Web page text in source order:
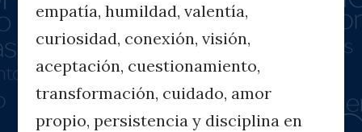
empatía, humildad, valentía,
curiosidad, conexión, visión,
aceptación, cuestionamiento,
transformación, cuidado, amor
propio, persistencia y disciplina en